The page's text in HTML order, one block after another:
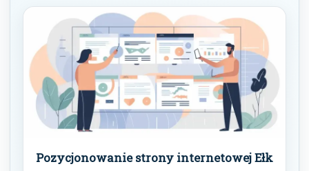
Pozycjonowanie strony internetowej Ełk